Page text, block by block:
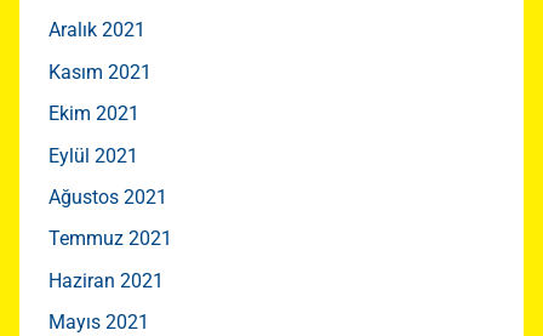
Aralık 2021
Kasım 2021
Ekim 2021
Eylül 2021
Ağustos 2021
Temmuz 2021
Haziran 2021
Mayıs 2021